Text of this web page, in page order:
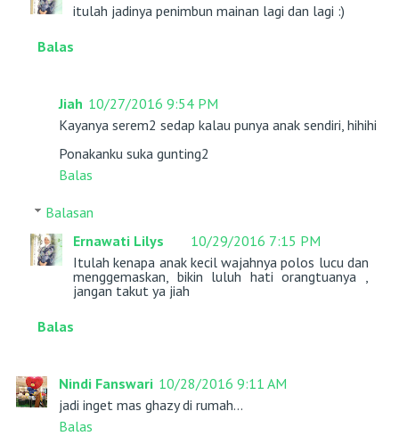
itulah jadinya penimbun mainan lagi dan lagi :)
Balas
Jiah 10/27/2016 9:54 PM
Kayanya serem2 sedap kalau punya anak sendiri, hihihi
Ponakanku suka gunting2
Balas
Balasan
Ernawati Lilys
10/29/2016 7:15 PM
Itulah kenapa anak kecil wajahnya polos lucu dan
menggemaskan, bikin luluh hati orangtuanya ,
jangan takut ya jiah
Balas
Nindi Fanswari 10/28/2016 9:11 AM
jadi inget mas ghazy di rumah...
Balas